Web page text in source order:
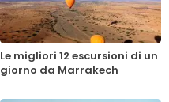
Le migliori 12 escursioni di un
giorno da Marrakech